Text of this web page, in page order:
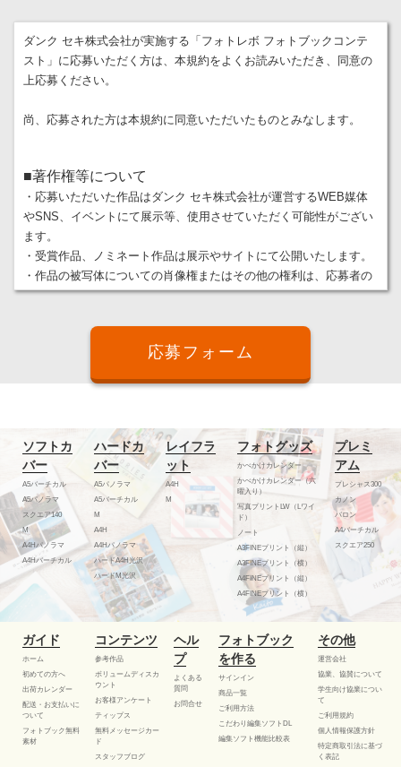
ダンク セキ株式会社が実施する「フォトレボ フォトブックコンテ
スト」に応募いただく方は、本規約をよくお読みいただき、同意の
上応募ください。
尚、応募された方は本規約に同意いただいたものとみなします。
■著作権等について
・応募いただいた作品はダンク セキ株式会社が運営するWEB媒体
やSNS、イベントにて展示等、使用させていただく可能性がござい
ます。
・受賞作品、ノミネート作品は展示やサイトにて公開いたします。
・作品の被写体についての肖像権またはその他の権利は、応募者の
責任において処理いただいた上応募ください。
ていただきます。
・写真の掲載に関して、第三者との間で紛争が生じた場合は、応募
■選考・受賞発表
・審査基準は、専門的な評価ではなくフォトレボスタッフが応募条
件及び当コンテストのために設ける審査基準に基づいた選考の上、
受賞者を決定いたします。
■当選・賞品発送について
・当選時にご入力いただきました住所に入力不備、または連絡不能
などの理由により賞品がお届けできない場合は、当選の権利を無効
とさせていただきます。
・当選の権利はご本人のもので、第三者に譲渡・換金はできませ
ん。
・受賞作品、ノミネート作品は展示をさせていただきます。
・政府による緊急事態措置又はまん延防止等重点措置を実施する旨
の公示が行われた場合、展示を中止、延期、または規模を縮小して
開催させていただく場合があります。
応募フォーム
ソフトカ
バー
A5バーチカル
A5パノラマ
スクエア140
M
A4Hパノラマ
A4Hバーチカル
ハードカ
バー
A5パノラマ
A5バーチカル
M
A4H
A4Hパノラマ
ハードA4H光沢
ハードM光沢
レイフラ
ット
A4H
M
フォトグッズ
かべかけカレンダー
かべかけカレンダー（六
曜入り）
写真プリントLW（Lワイ
ド）
ノート
A3FINEプリント（縦）
A3FINEプリント（横）
A4FINEプリント（縦）
A4FINEプリント（横）
プレミ
アム
プレシャス300
カノン
バロン
A4バーチカル
スクエア250
ガイド
ホーム
初めての方へ
出荷カレンダー
配送・お支払いに
ついて
フォトブック無料
素材
コンテンツ
参考作品
ボリュームディスカ
ウント
お客様アンケート
ティップス
無料メッセージカー
ド
スタッフブログ
ヘル
プ
よくある
質問
お問合せ
フォトブック
を作る
サインイン
商品一覧
ご利用方法
こだわり編集ソフトDL
編集ソフト機能比較表
その他
運営会社
協業、協賛について
学生向け協業につい
て
ご利用規約
個人情報保護方針
特定商取引法に基づ
く表記